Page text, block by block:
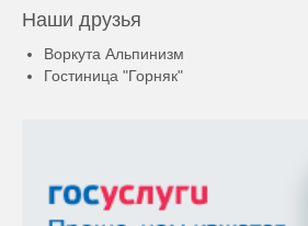
Наши друзья
Воркута Альпинизм
Гостиница "Горняк"